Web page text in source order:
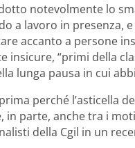
notevolmente lo
a lavoro in presenza,
accanto a persone
insicure, “primi della
lunga pausa in cui
perché l’asticella
in parte, anche tra i
della Cgil in un